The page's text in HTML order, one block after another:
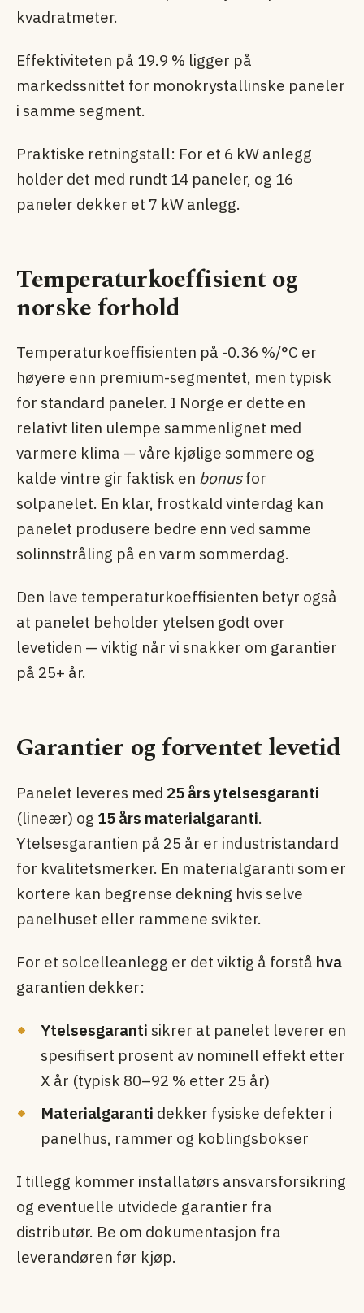
kvadratmeter.
Effektiviteten på 19.9 % ligger på
markedssnittet for monokrystallinske paneler
i samme segment.
Praktiske retningstall: For et 6 kW anlegg
holder det med rundt 14 paneler, og 16
paneler dekker et 7 kW anlegg.
Temperaturkoeffisient og
norske forhold
Temperaturkoeffisienten på -0.36 %/°C er
høyere enn premium-segmentet, men typisk
for standard paneler. I Norge er dette en
relativt liten ulempe sammenlignet med
varmere klima — våre kjølige sommere og
kalde vintre gir faktisk en bonusfor
solpanelet. En klar, frostkald vinterdag kan
panelet produsere bedre enn ved samme
solinnstråling på en varm sommerdag.
Den lave temperaturkoeffisienten betyr også
at panelet beholder ytelsen godt over
levetiden — viktig når vi snakker om garantier
på 25+ år.
Garantier og forventet levetid
Panelet leveres med 25 års ytelsesgaranti
(lineær) og 15 års materialgaranti.
Ytelsesgarantien på 25 år er industristandard
for kvalitetsmerker. En materialgaranti som er
kortere kan begrense dekning hvis selve
panelhuset eller rammene svikter.
For et solcelleanlegg er det viktig å forstå hva
garantien dekker:
Ytelsesgaranti sikrer at panelet leverer en
spesifisert prosent av nominell effekt etter
X år (typisk 80–92 % etter 25 år)
Materialgaranti dekker fysiske defekter i
panelhus, rammer og koblingsbokser
I tillegg kommer installatørs ansvarsforsikring
og eventuelle utvidede garantier fra
distributør. Be om dokumentasjon fra
leverandøren før kjøp.